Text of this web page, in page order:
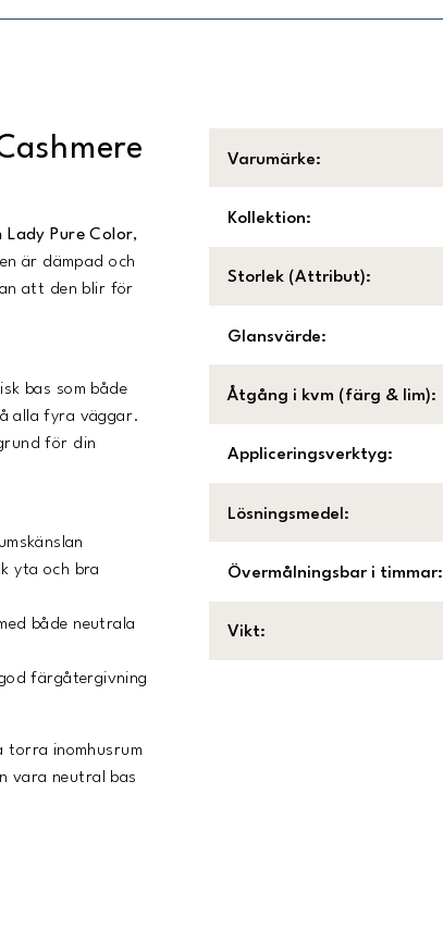
Lady Pure Color,
är dämpad och
att den blir för
bas som både
alla fyra väggar.
för din
yta och bra
både neutrala
färgåtergivning
torra inomhusrum
vara neutral bas
Varumärke:
Kollektion:
Storlek (Attribut):
Glansvärde:
Åtgång i kvm (färg & lim):
Appliceringsverktyg:
Lösningsmedel :
Övermålningsbar i timmar:
Vikt: